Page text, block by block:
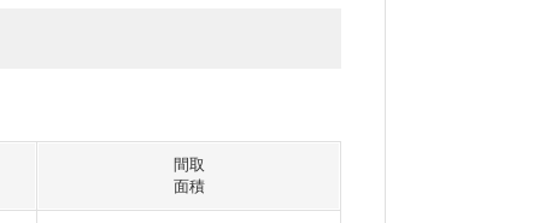
間取
面積